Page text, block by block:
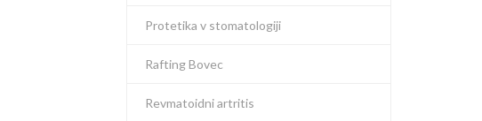
Protetika v stomatologiji
Rafting Bovec
Revmatoidni artritis